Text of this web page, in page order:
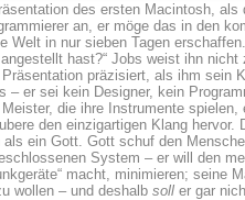
des ersten Macintosh,
an, er möge das in den
Welt in nur sieben Tagen
hast?“ Jobs weist ihn
präzisiert, als ihm sein
– er sei kein Designer, kein
die ihre Instrumente
den einzigartigen Klang
ein Gott. Gott schuf den
System – er will den
macht, minimieren; seine
wollen – und deshalb soll er gar